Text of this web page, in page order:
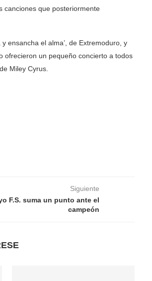
canciones que posteriormente
ensancha el alma’, de Extremoduro, y
ofrecieron un pequeño concierto a todos
Miley Cyrus.
Siguiente
F.S. suma un punto ante el
campeón